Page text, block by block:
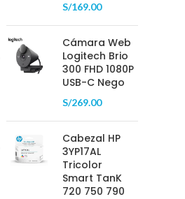
Toner Hp Lj 126A (Ce311A)
Cyan 1,000Pg.
SUMINISTROS,TONER,
Toner Hp
CE311A
S/269.00
AÑADIR AL CARRITO
S/169.00
Cámara Web
Logitech Brio
300 FHD 1080P
USB-C Nego
S/269.00
Cabezal HP
3YP17AL
Tricolor
Smart TanK
720 750 790